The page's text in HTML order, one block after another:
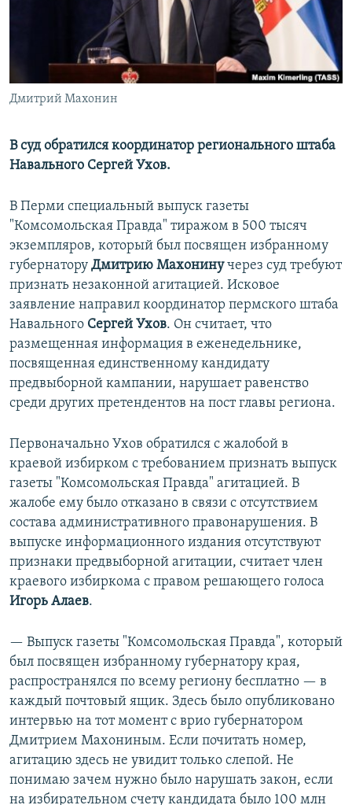
Все сайты РСЕ/РС
Дмитрий Махонин
В суд обратился координатор регионального штаба
Навального Сергей Ухов.
В Перми специальный выпуск газеты
"Комсомольская Правда" тиражом в 500 тысяч
экземпляров, который был посвящен избранному
губернатору Дмитрию Махонинучерез суд требуют
признать незаконной агитацией. Исковое
заявление направил координатор пермского штаба
Навального Сергей Ухов. Он считает, что
размещенная информация в еженедельнике,
посвященная единственному кандидату
предвыборной кампании, нарушает равенство
среди других претендентов на пост главы региона.
Первоначально Ухов обратился с жалобой в
краевой избирком с требованием признать выпуск
газеты "Комсомольская Правда" агитацией. В
жалобе ему было отказано в связи с отсутствием
состава административного правонарушения. В
выпуске информационного издания отсутствуют
признаки предвыборной агитации, считает член
краевого избиркома с правом решающего голоса
Игорь Алаев.
— Выпуск газеты "Комсомольская Правда", который
был посвящен избранному губернатору края,
распространялся по всему региону бесплатно — в
каждый почтовый ящик. Здесь было опубликовано
интервью на тот момент с врио губернатором
Дмитрием Махониным. Если почитать номер,
агитацию здесь не увидит только слепой. Не
понимаю зачем нужно было нарушать закон, если
на избирательном счету кандидата было 100 млн